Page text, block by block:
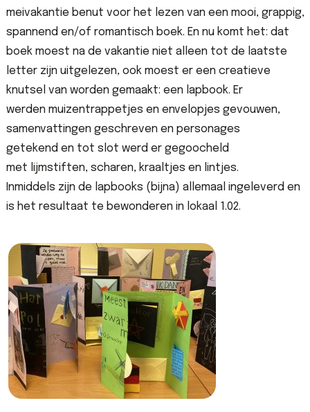
meivakantie benut voor het lezen van een mooi, grappig,
spannend en/of romantisch boek. En nu komt het: dat
boek moest na de vakantie niet alleen tot de laatste
letter zijn uitgelezen, ook moest er een creatieve
knutsel van worden gemaakt: een lapbook. Er
werden muizentrappetjes en envelopjes gevouwen,
samenvattingen geschreven en personages
getekend en tot slot werd er gegoocheld
met lijmstiften, scharen, kraaltjes en lintjes.
Inmiddels zijn de lapbooks (bijna) allemaal ingeleverd en
is het resultaat te bewonderen in lokaal 1.02.